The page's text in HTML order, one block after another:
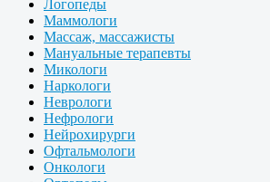
Логопеды
Маммологи
Массаж, массажисты
Мануальные терапевты
Микологи
Наркологи
Неврологи
Нефрологи
Нейрохирурги
Офтальмологи
Онкологи